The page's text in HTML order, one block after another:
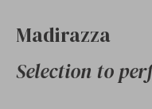
Madirazza
Selection to